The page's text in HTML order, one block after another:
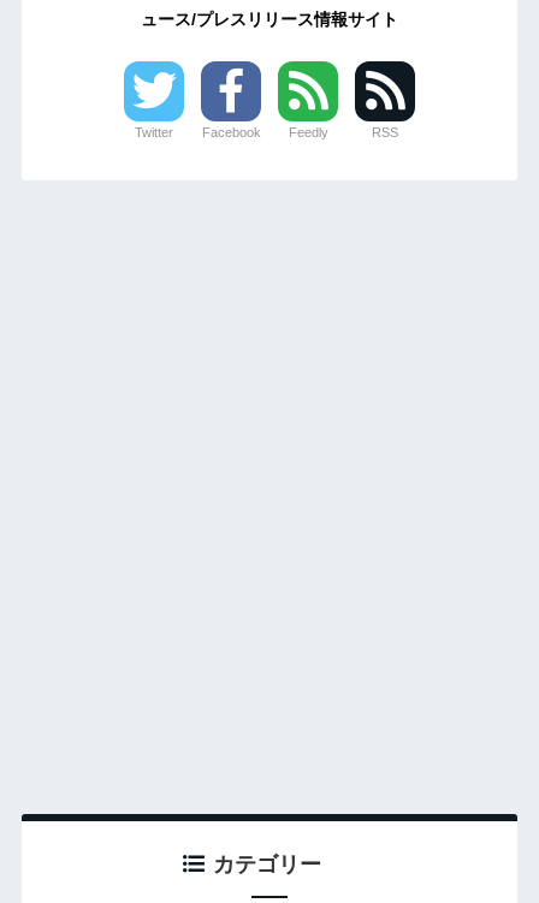
ュース/プレスリリース情報サイト
Twitter Facebook Feedly RSS
カテゴリー